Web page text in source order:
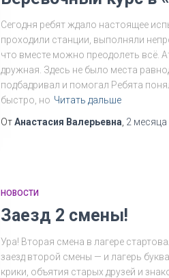
Сегодня ребят ждало настоящее
проходили станции, выполняли
что вместе можно преодолеть всё.
дружная. Здесь не было места
подбадривал и помогал Ребята
быстро, но Читать дальше
ОтАнастасия Валерьевна 2 месяца
НОВОСТИ
Заезд 2 смены!
Ура! Вторая смена в лагере
заезд второй смены — и лагерь
крики, объятия старых друзей и